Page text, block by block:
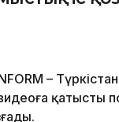
–
қатысты